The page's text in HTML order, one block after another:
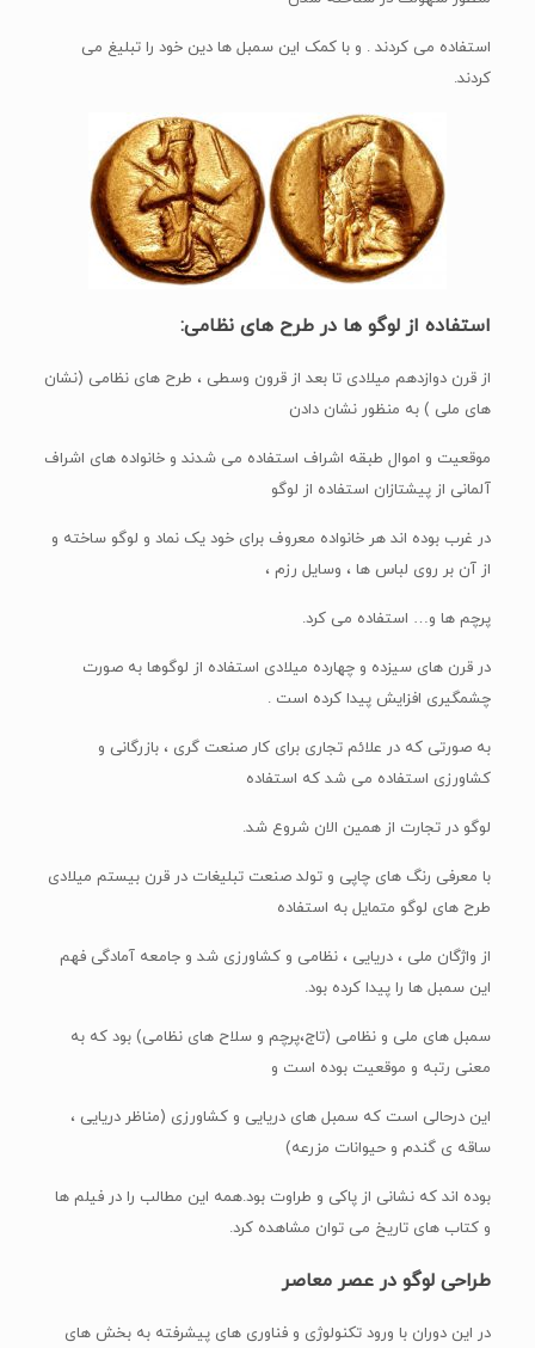
استفاده می کردند . و با کمک این سمبل ها دین خود را تبلیغ می
کردند.
استفاده از لوگو ها در طرح های نظامی:
از قرن دوازدهم میلادی تا بعد از قرون وسطی ، طرح های نظامی (نشان
های ملی ) به منظور نشان دادن
موقعیت و اموال طبقه اشراف استفاده می شدند و خانواده های اشراف
آلمانی از پیشتازان استفاده از لوگو
در غرب بوده اند هر خانواده معروف برای خود یک نماد و لوگو ساخته و
از آن بر روی لباس ها ، وسایل رزم ،
پرچم ها و… استفاده می کرد.
در قرن های سیزده و چهارده میلادی استفاده از لوگوها به صورت
چشمگیری افزایش پیدا کرده است .
به صورتی که در علائم تجاری برای کار صنعت گری ، بازرگانی و
کشاورزی استفاده می شد که استفاده
لوگو در تجارت از همین الان شروع شد.
با معرفی رنگ های چاپی و تولد صنعت تبلیغات در قرن بیستم میلادی
طرح های لوگو متمایل به استفاده
از واژگان ملی ، دریایی ، نظامی و کشاورزی شد و جامعه آمادگی فهم
این سمبل ها را پیدا کرده بود.
سمبل های ملی و نظامی (تاج،پرچم و سلاح های نظامی) بود که به
معنی رتبه و موقعیت بوده است و
این درحالی است که سمبل های دریایی و کشاورزی (مناظر دریایی ،
ساقه ی گندم و حیوانات مزرعه)
بوده اند که نشانی از پاکی و طراوت بود.همه این مطالب را در فیلم ها
و کتاب های تاریخ می توان مشاهده کرد.
طراحی لوگو در عصر معاصر
در این دوران با ورود تکنولوژی و فناوری های پیشرفته به بخش های